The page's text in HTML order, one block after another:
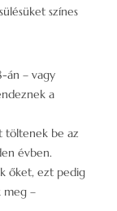
színes
án – vagy
a
töltenek be az
évben.
őket, ezt pedig
meg –